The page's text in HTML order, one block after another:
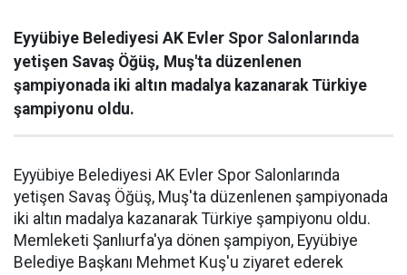
Eyyübiye Belediyesi AK Evler Spor Salonlarında
yetişen Savaş Öğüş, Muş'ta düzenlenen
şampiyonada iki altın madalya kazanarak Türkiye
şampiyonu oldu.
Eyyübiye Belediyesi AK Evler Spor Salonlarında
yetişen Savaş Öğüş, Muş'ta düzenlenen şampiyonada
iki altın madalya kazanarak Türkiye şampiyonu oldu.
Memleketi Şanlıurfa'ya dönen şampiyon, Eyyübiye
Belediye Başkanı Mehmet Kuş'u ziyaret ederek